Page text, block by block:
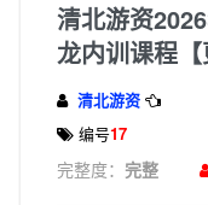
清北游资
龙内训课程【
清北游资
编号17
完整度： 完整